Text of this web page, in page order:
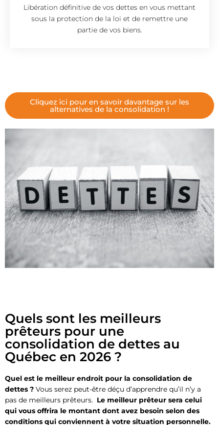
Libération définitive de vos dettes en vous mettant
sous la protection de la loi et de remettre une
partie de vos biens.
Cliquez ici pour en savoir davantage sur les
alternatives de la consolidation !
Quels sont les meilleurs
prêteurs pour une
consolidation de dettes au
Québec en 2026 ?
Quel est le meilleur endroit pour la consolidation de
dettes ? Vous serez peut-être déçu d’apprendre qu’il n’y a
pas de meilleurs prêteurs. Le meilleur prêteur sera celui
qui vous offrira le montant dont avez besoin selon des
conditions qui conviennent à votre situation personnelle.